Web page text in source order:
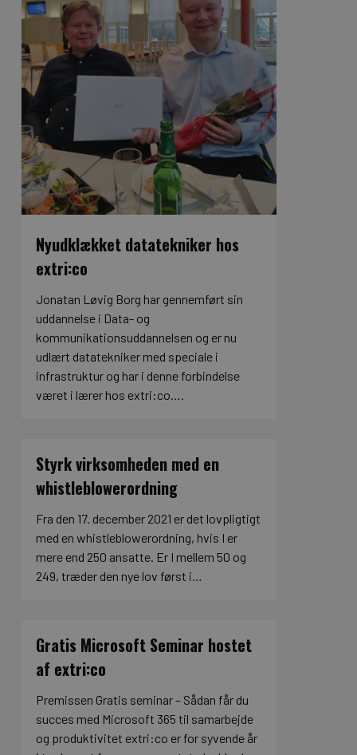
Nyudklækket datatekniker hos
extri:co
Jonatan Løvig Borg har gennemført sin
uddannelse i Data- og
kommunikationsuddannelsen og er nu
udlært datatekniker med speciale i
infrastruktur og har i denne forbindelse
været i lærer hos extri:co….
Styrk virksomheden med en
whistleblowerordning
Fra den 17. december 2021 er det lovpligtigt
med en whistleblowerordning, hvis I er
mere end 250 ansatte. Er I mellem 50 og
249, træder den nye lov først i…
Gratis Microsoft Seminar hostet
af extri:co
Premissen Gratis seminar – Sådan får du
succes med Microsoft 365 til samarbejde
og produktivitet extri:co er for syvende år